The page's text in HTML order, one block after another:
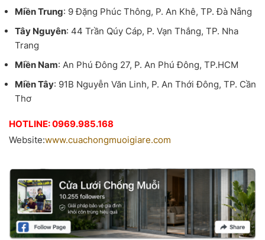
Miền Trung: 9 Đặng Phúc Thông, P. An Khê, TP. Đà Nẵng
Tây Nguyên: 44 Trần Qúy Cáp, P. Vạn Thắng, TP. Nha
Trang
Miền Nam: An Phú Đông 27, P. An Phú Đông, TP.HCM
Miền Tây: 91B Nguyễn Văn Linh, P. An Thới Đông, TP. Cần
Thơ
HOTLINE: 0969.985.168
Website:www.cuachongmuoigiare.com